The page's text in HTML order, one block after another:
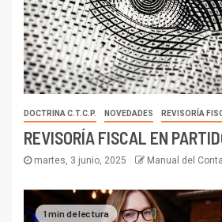
DOCTRINA C.T.C.P. NOVEDADES REVISORÍA
REVISORÍA FISCAL EN
martes, 3 junio, 2025 Manual del
1 min de lectura